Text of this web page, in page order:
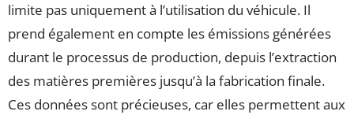
limite pas uniquement à l’utilisation du véhicule. Il
prend également en compte les émissions générées
durant le processus de production, depuis l’extraction
des matières premières jusqu’à la fabrication finale.
Ces données sont précieuses, car elles permettent aux